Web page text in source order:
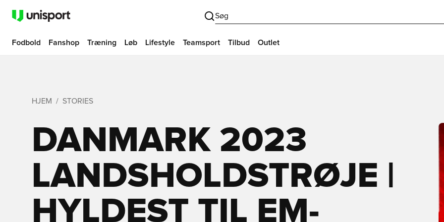
Søg
Fodbold Fanshop Træning Løb Lifestyle Teamsport Tilbud Outlet
HJEM STORIES
DANMARK 2023
LANDSHOLDSTRØJE |
HYLDEST TIL EM-